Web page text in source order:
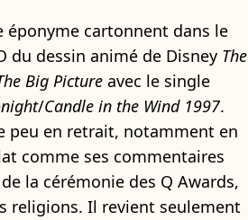
éponyme cartonnent dans le
du dessin animé de Disney The
Big Picture avec le single
/Candle in the Wind 1997.
peu en retrait, notamment en
comme ses commentaires
la cérémonie des Q Awards,
religions. Il revient seulement